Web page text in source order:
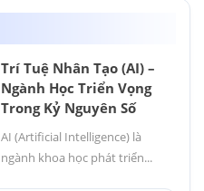
Trí Tuệ Nhân Tạo (AI) –
Ngành Học Triển Vọng
Trong Kỷ Nguyên Số
AI (Artificial Intelligence) là
ngành khoa học phát triển...